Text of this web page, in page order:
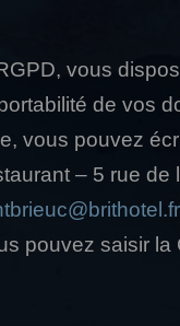
vous
de vos
vous pouvez
– 5 rue
pouvez saisir la